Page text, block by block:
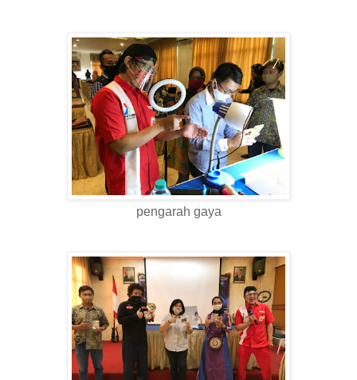
pengarah gaya